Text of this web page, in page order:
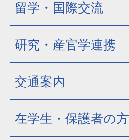
留学・国際交流
研究・産官学連携
交通案内
在学生・保護者の方